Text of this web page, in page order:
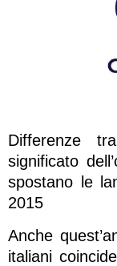
Differenze
significato
spostano le
2015
Anche
italiani